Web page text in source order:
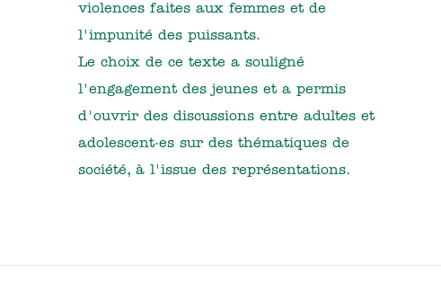
violences faites aux femmes et de
l'impunité des puissants.
Le choix de ce texte a souligné
l'engagement des jeunes et a permis
d'ouvrir des discussions entre adultes et
adolescent·es sur des thématiques de
société, à l'issue des représentations.